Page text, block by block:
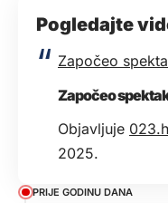
Pogledajte
Započeo
Započeo
Objavljuje
2025.
PRIJE GODINU DANA